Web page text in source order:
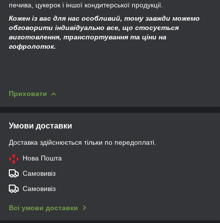
печива, цукерок і іншої кондитерської продукції.
Кожен із вас для нас особливий, тому завжди можемо
обговорити індивідуально все, що стосується
виготовлення, транспортування та ціни на
гофролоток.
Приховати
Умови доставки
Доставка здійснюється тільки по передоплаті.
Нова Пошта
Самовивіз
Самовивіз
Всі умови доставки